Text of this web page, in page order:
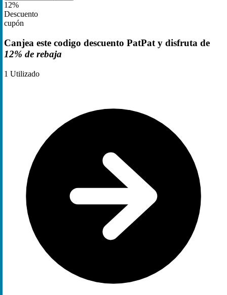
12%
Descuento
cupón
Canjea este codigo descuento PatPat y disfruta de
12% de rebaja
1 Utilizado